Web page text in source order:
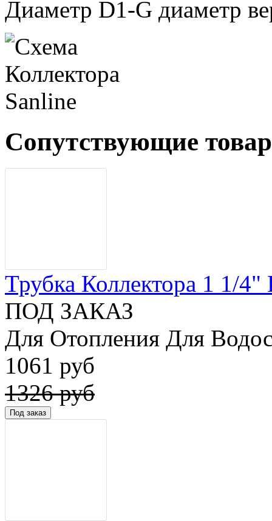
Диаметр D1-G диаметр
Сопутствующие
Трубка Коллектора 1 1/
ПОД ЗАКАЗ
Для Отопления Для
1061 руб
1326 руб